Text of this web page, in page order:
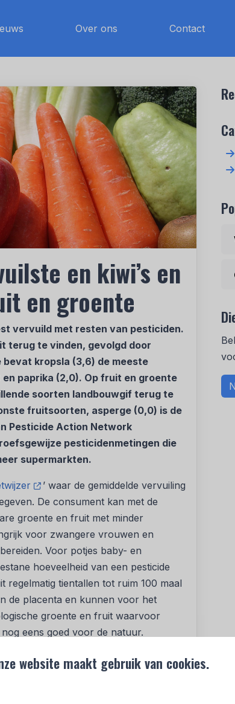
website maakt gebruik van cookies.
Over ons Contact
en kiwi’s en
en groente
vervuild met resten van pesticiden.
terug te vinden, gevolgd door
bevat kropsla (3,6) de meeste
paprika (2,0). Op fruit en groente
soorten landbouwgif terug te
fruitsoorten, asperge (0,0) is de
Pesticide Action Network
pesticidenmetingen die
supermarkten.
’ waar de gemiddelde vervuiling
De consument kan met de
groente en fruit met minder
voor zwangere vrouwen en
Voor potjes baby- en
hoeveelheid van een pesticide
tientallen tot ruim 100 maal
de placenta en kunnen voor het
groente en fruit waarvoor
eens goed voor de natuur.
van de NVWA van de
gangbare groente en fruit bleek